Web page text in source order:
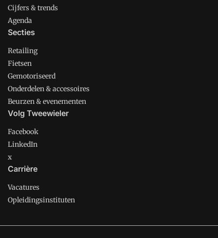
Cijfers & trends
Agenda
Secties
Retailing
Fietsen
Gemotoriseerd
Onderdelen & accessoires
Beurzen & evenementen
Volg Tweewieler
Facebook
LinkedIn
x
Carrière
Vacatures
Opleidingsinstituten